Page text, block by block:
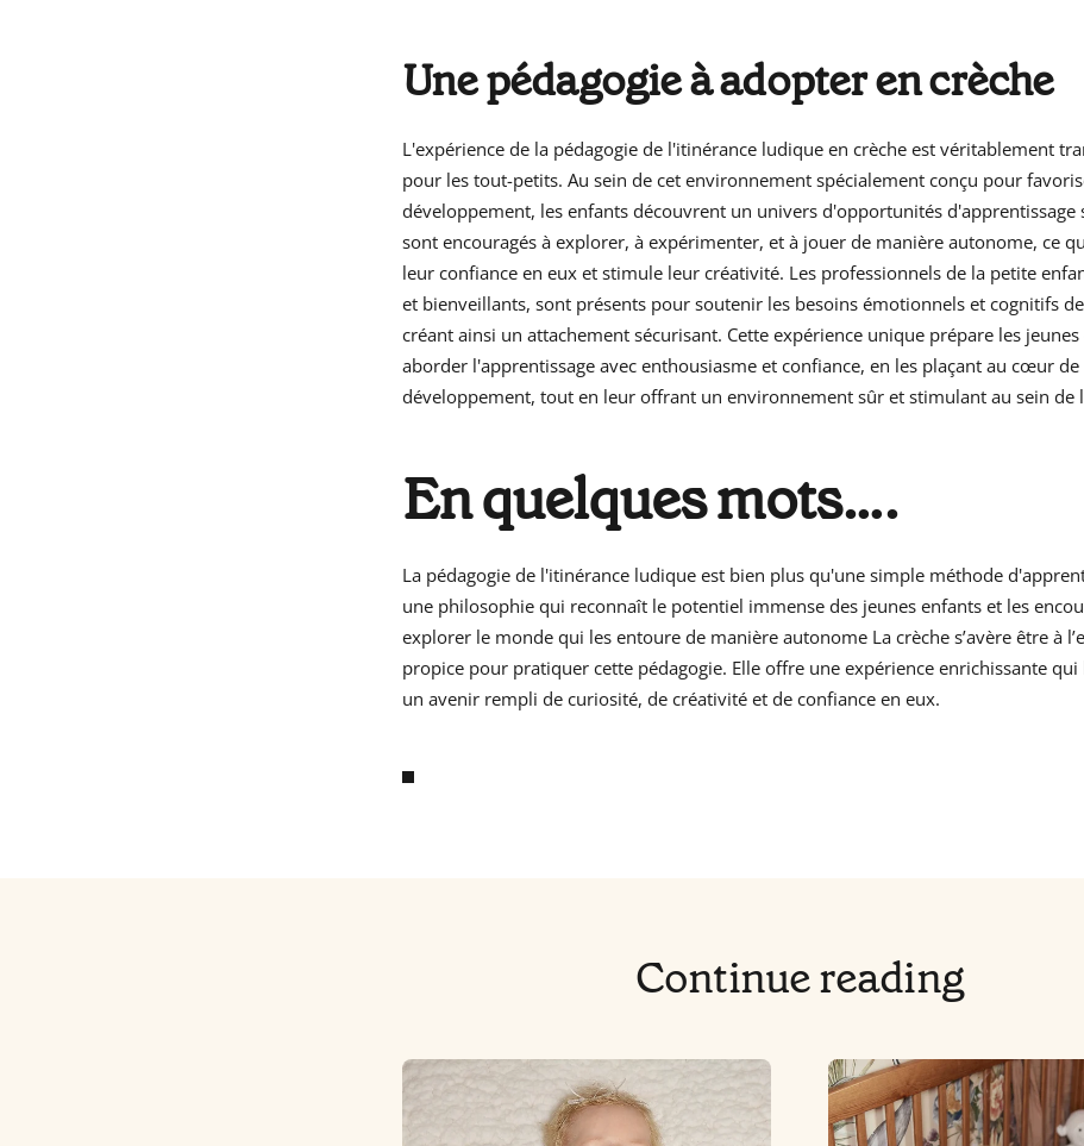
Une pédagogie à adopter en crèche
L'expérience de la pédagogie de l'itinérance ludique en crèche est véritablement
pour les tout-petits. Au sein de cet environnement spécialement conçu pour
développement, les enfants découvrent un univers d'opportunités d'apprentissage
sont encouragés à explorer, à expérimenter, et à jouer de manière autonome, ce
leur confiance en eux et stimule leur créativité. Les professionnels de la petite
et bienveillants, sont présents pour soutenir les besoins émotionnels et cognitifs
créant ainsi un attachement sécurisant. Cette expérience unique prépare les
aborder l'apprentissage avec enthousiasme et confiance, en les plaçant au cœur
développement, tout en leur offrant un environnement sûr et stimulant au sein de
En quelques mots….
La pédagogie de l'itinérance ludique est bien plus qu'une simple méthode
une philosophie qui reconnaît le potentiel immense des jeunes enfants et les
explorer le monde qui les entoure de manière autonome La crèche s’avère être à
propice pour pratiquer cette pédagogie. Elle offre une expérience enrichissante qui
un avenir rempli de curiosité, de créativité et de confiance en eux.
Continue reading